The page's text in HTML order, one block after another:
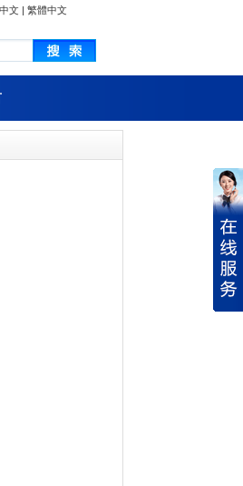
文 | 繁體中文